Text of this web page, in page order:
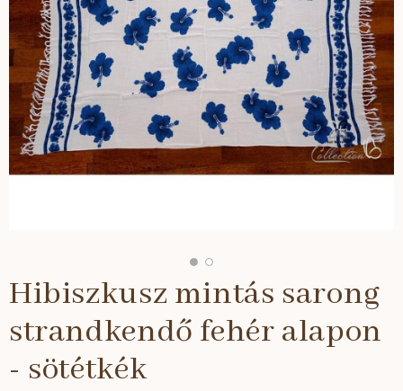
Hibiszkusz mintás sarong
strandkendő fehér alapon
- sötétkék